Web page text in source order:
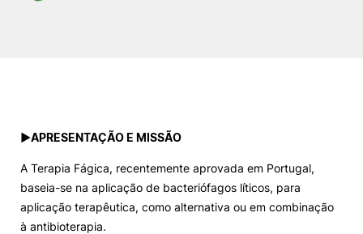
►APRESENTAÇÃO E MISSÃO
A Terapia Fágica, recentemente aprovada em Portugal,
baseia-se na aplicação de bacteriófagos líticos, para
aplicação terapêutica, como alternativa ou em combinação
à antibioterapia.